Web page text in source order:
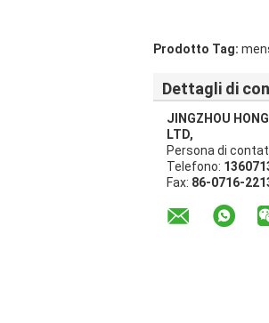
Prodotto Tag:
Dettagli di
JINGZHOU
LTD,
Persona di
Telefono:
Fax: 86-0716-